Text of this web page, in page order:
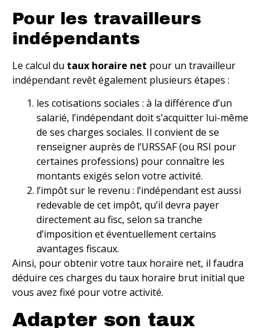
Pour les travailleurs
indépendants
Le calcul du taux horaire net pour un travailleur
indépendant revêt également plusieurs étapes :
les cotisations sociales : à la différence d’un
salarié, l’indépendant doit s’acquitter lui-même
de ses charges sociales. Il convient de se
renseigner auprès de l’URSSAF (ou RSI pour
certaines professions) pour connaître les
montants exigés selon votre activité.
l’impôt sur le revenu : l’indépendant est aussi
redevable de cet impôt, qu’il devra payer
directement au fisc, selon sa tranche
d’imposition et éventuellement certains
avantages fiscaux.
Ainsi, pour obtenir votre taux horaire net, il faudra
déduire ces charges du taux horaire brut initial que
vous avez fixé pour votre activité.
Adapter son taux